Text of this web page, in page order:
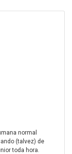
normal
(talvez) de
toda hora.